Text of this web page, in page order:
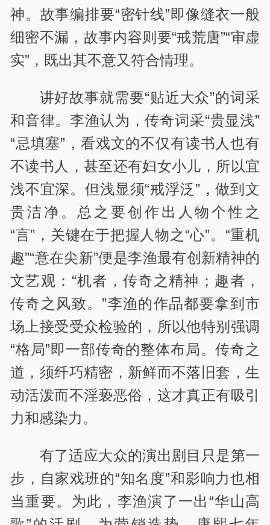
神。故事编排要“密针线”即像缝衣一般
细密不漏，故事内容则要“戒荒唐”“审虚
实”，既出其不意又符合情理。
讲好故事就需要“贴近大众”的词采
和音律。李渔认为，传奇词采“贵显浅”
“忌填塞”，看戏文的不仅有读书人也有
不读书人，甚至还有妇女小儿，所以宜
浅不宜深。但浅显须“戒浮泛”，做到文
贵洁净。总之要创作出人物个性之
“言”，关键在于把握人物之“心”。“重机
趣”“意在尖新”便是李渔最有创新精神的
文艺观：“机者，传奇之精神；趣者，
传奇之风致。”李渔的作品都要拿到市
场上接受受众检验的，所以他特别强调
“格局”即一部传奇的整体布局。传奇之
道，须纤巧精密，新鲜而不落旧套，生
动活泼而不淫亵恶俗，这才真正有吸引
力和感染力。
有了适应大众的演出剧目只是第一
步，自家戏班的“知名度”和影响力也相
当重要。为此，李渔演了一出“华山高